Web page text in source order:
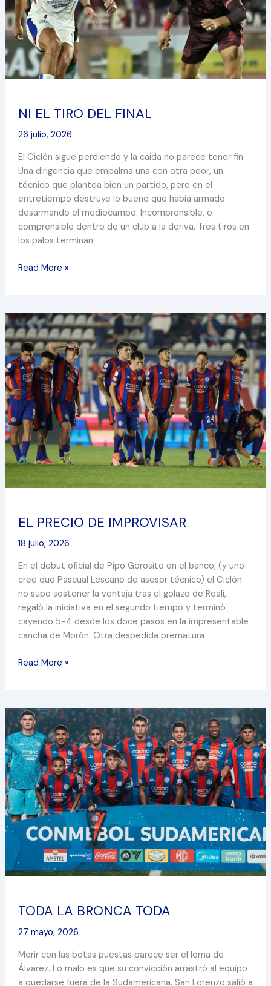
NI EL TIRO DEL FINAL
26 julio, 2026
El Ciclón sigue perdiendo y la caída no parece tener fin.
Una dirigencia que empalma una con otra peor, un
técnico que plantea bien un partido, pero en el
entretiempo destruye lo bueno que había armado
desarmando el mediocampo. Incomprensible, o
comprensible dentro de un club a la deriva. Tres tiros en
los palos terminan
Read More »
EL PRECIO DE IMPROVISAR
18 julio, 2026
En el debut oficial de Pipo Gorosito en el banco, (y uno
cree que Pascual Lescano de asesor técnico) el Ciclón
no supo sostener la ventaja tras el golazo de Reali,
regaló la iniciativa en el segundo tiempo y terminó
cayendo 5-4 desde los doce pasos en la impresentable
cancha de Morón. Otra despedida prematura
EL
PRECIO
DE
IMPROVISAR
Read More »
TODA LA BRONCA TODA
27 mayo, 2026
Morir con las botas puestas parece ser el lema de
Álvarez. Lo malo es que su convicción arrastró al equipo
a quedarse fuera de la Sudamericana. San Lorenzo salió a
TODA
LA
BRONCA
TODA